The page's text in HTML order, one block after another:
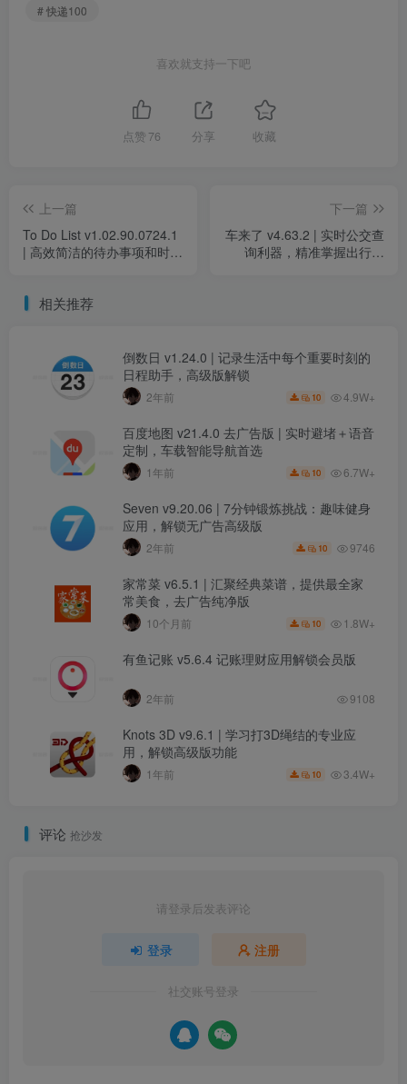
# 快递100
喜欢就支持一下吧
点赞 76 分享 收藏
上一篇
To Do List v1.02.90.0724.1
| 高效简洁的待办事项和时间
下一篇
车来了 v4.63.2 | 实时公交查
询利器，精准掌握出行时
相关推荐
倒数日 v1.24.0 | 记录生活中每个重要时刻的
日程助手，高级版解锁
2年前 10 4.9W+
百度地图 v21.4.0 去广告版 | 实时避堵＋语音
定制，车载智能导航首选
1年前 10 6.7W+
Seven v9.20.06 | 7分钟锻炼挑战：趣味健身
应用，解锁无广告高级版
2年前 10 9746
家常菜 v6.5.1 | 汇聚经典菜谱，提供最全家
常美食，去广告纯净版
10个月前 10 1.8W+
有鱼记账 v5.6.4 记账理财应用解锁会员版
2年前 9108
Knots 3D v9.6.1 | 学习打3D绳结的专业应
用，解锁高级版功能
1年前 10 3.4W+
评论 抢沙发
请登录后发表评论
登录 注册
社交账号登录